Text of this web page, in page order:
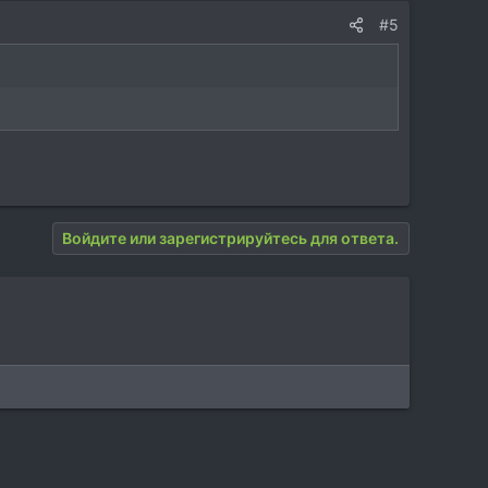
#5
Войдите или зарегистрируйтесь для ответа.